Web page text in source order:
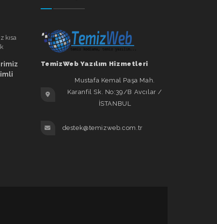
TemizWeb Yazılım Hizmetleri
Mustafa Kemal Paşa Mah.
Karanfil Sk. No:39/B Avcılar /
İSTANBUL
destek@temizweb.com.tr